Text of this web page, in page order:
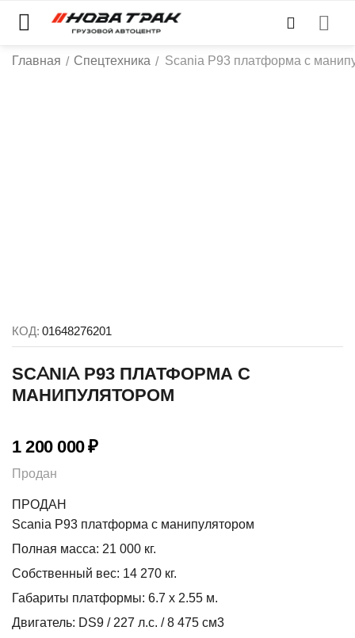
Главная / Спецтехника / Scania P93 платформа с
КОД: 01648276201
SCANIA P93 ПЛАТФОРМА С
МАНИПУЛЯТОРОМ
1 200 000₽
Продан
ПРОДАН
Scania P93 платформа с манипулятором
Полная масса: 21 000 кг.
Собственный вес: 14 270 кг.
Габариты платформы: 6.7 х 2.55 м.
Двигатель: DS9 / 227 л.с. / 8 475 см3